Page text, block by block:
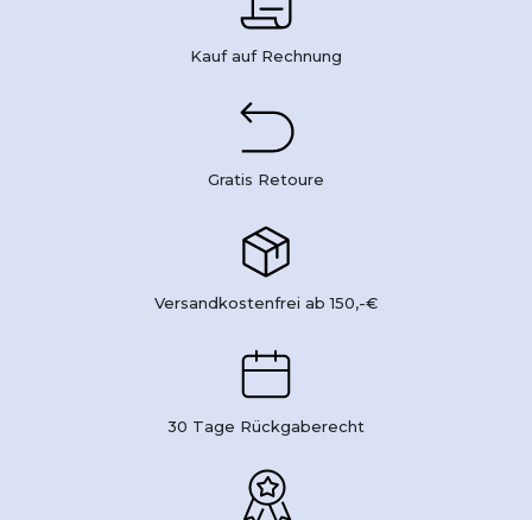
Kauf auf Rechnung
Gratis Retoure
Versandkostenfrei ab 150,-€
30 Tage Rückgaberecht